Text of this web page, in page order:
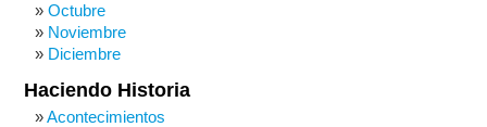
Octubre
Noviembre
Diciembre
Haciendo Historia
Acontecimientos